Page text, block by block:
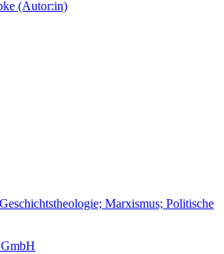
(Autor:in)
Marxismus; Politische